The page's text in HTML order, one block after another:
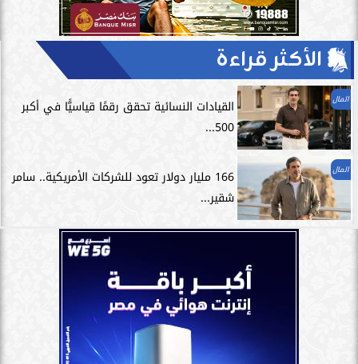
الأكثر قراءة
المال
القيادات النسائية تحقق رقمًا قياسيًّا في أكبر
500...
المال
166 مليار دولار تعود للشركات الأمريكية.. سامر
شقير...